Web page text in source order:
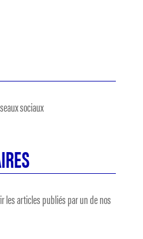
sociaux
les articles publiés par un de nos